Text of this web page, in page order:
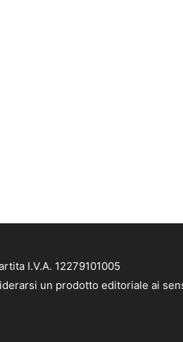
I.V.A. 12279101005
un prodotto editoriale ai